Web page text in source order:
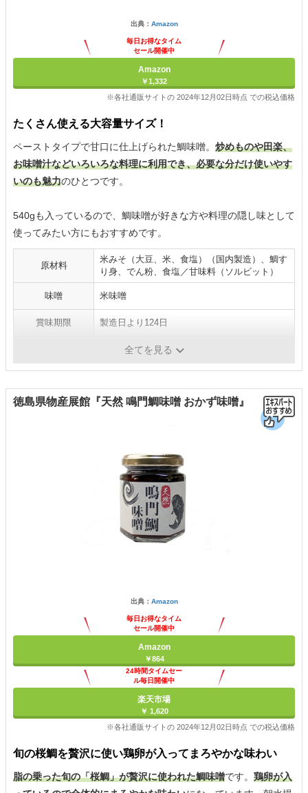
出典： Amazon
毎日お得なタイム
セール開催中
Amazon
￥1,332
※各社通販サイトの 2024年12月02日時点 での税込価格
たくさん使える大容量サイズ！
ペーストタイプで甘口に仕上げられた鯛味噌。 炒めものや田楽、
お味噌汁などいろいろな料理に利用でき、必要な分だけ使いやす
いのも魅力のひとつです。
540gも入っているので、鯛味噌が好きな方や料理の隠し味として
使ってみたい方にもおすすめです。
原材料
米みそ（大豆、米、食塩）（国内製造）、鯛す
り身、でん粉、食塩／甘味料（ソルビット）
味噌 米味噌
賞味期限 製造日より124日
ボトル全てを見る
徳島県物産展館『天然 鳴門鯛味噌 おかず味噌』
出典： Amazon
毎日お得なタイム
セール開催中
Amazon
￥864
24時間タイムセー
ル毎日開催中
楽天市場
￥ 1,620
※各社通販サイトの 2024年12月02日時点 での税込価格
旬の桜鯛を贅沢に使い鶏卵が入ってまろやかな味わい
脂の乗った旬の「桜鯛」が贅沢に使われた鯛味噌です。 鶏卵が入